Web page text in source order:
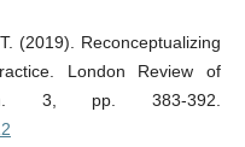
(2019). Reconceptualizing
London Review of
3, pp. 383-392.